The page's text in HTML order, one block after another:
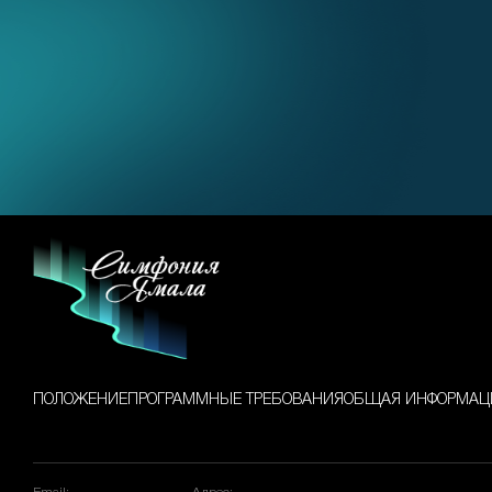
ПОЛОЖЕНИЕ ПРОГРАММНЫЕ ТРЕБОВАНИЯОБЩАЯ